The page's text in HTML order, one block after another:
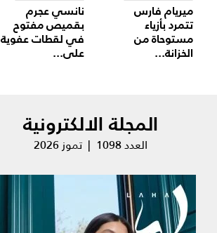
ميريام فارس
تتمرد بأزياء
مستوحاة من
الخزانة...
نانسي عجرم
بقميص مفتوح
في لقطات عفوية
على...
المجلة الالكترونية
العدد 1098 | تموز 2026